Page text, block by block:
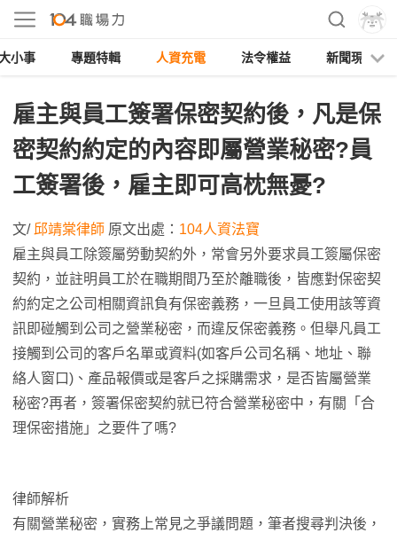
小事 專題特輯 人資充電 法令權益 新聞現場
雇主與員工簽署保密契約後，凡是保
密契約約定的內容即屬營業秘密?員
工簽署後，雇主即可高枕無憂?
文/ 邱靖棠律師 原文出處： 104人資法寶
雇主與員工除簽屬勞動契約外，常會另外要求員工簽屬保密
契約，並註明員工於在職期間乃至於離職後，皆應對保密契
約約定之公司相關資訊負有保密義務，一旦員工使用該等資
訊即碰觸到公司之營業秘密，而違反保密義務。但舉凡員工
接觸到公司的客戶名單或資料(如客戶公司名稱、地址、聯
絡人窗口)、產品報價或是客戶之採購需求，是否皆屬營業
秘密?再者，簽署保密契約就已符合營業秘密中，有關「合
理保密措施」之要件了嗎?
律師解析
有關營業秘密，實務上常見之爭議問題，筆者搜尋判決後，